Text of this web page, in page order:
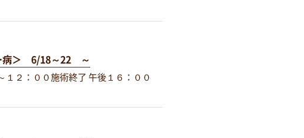
病＞ 6/18～22 ～
２：００施術終了 午後１６：００